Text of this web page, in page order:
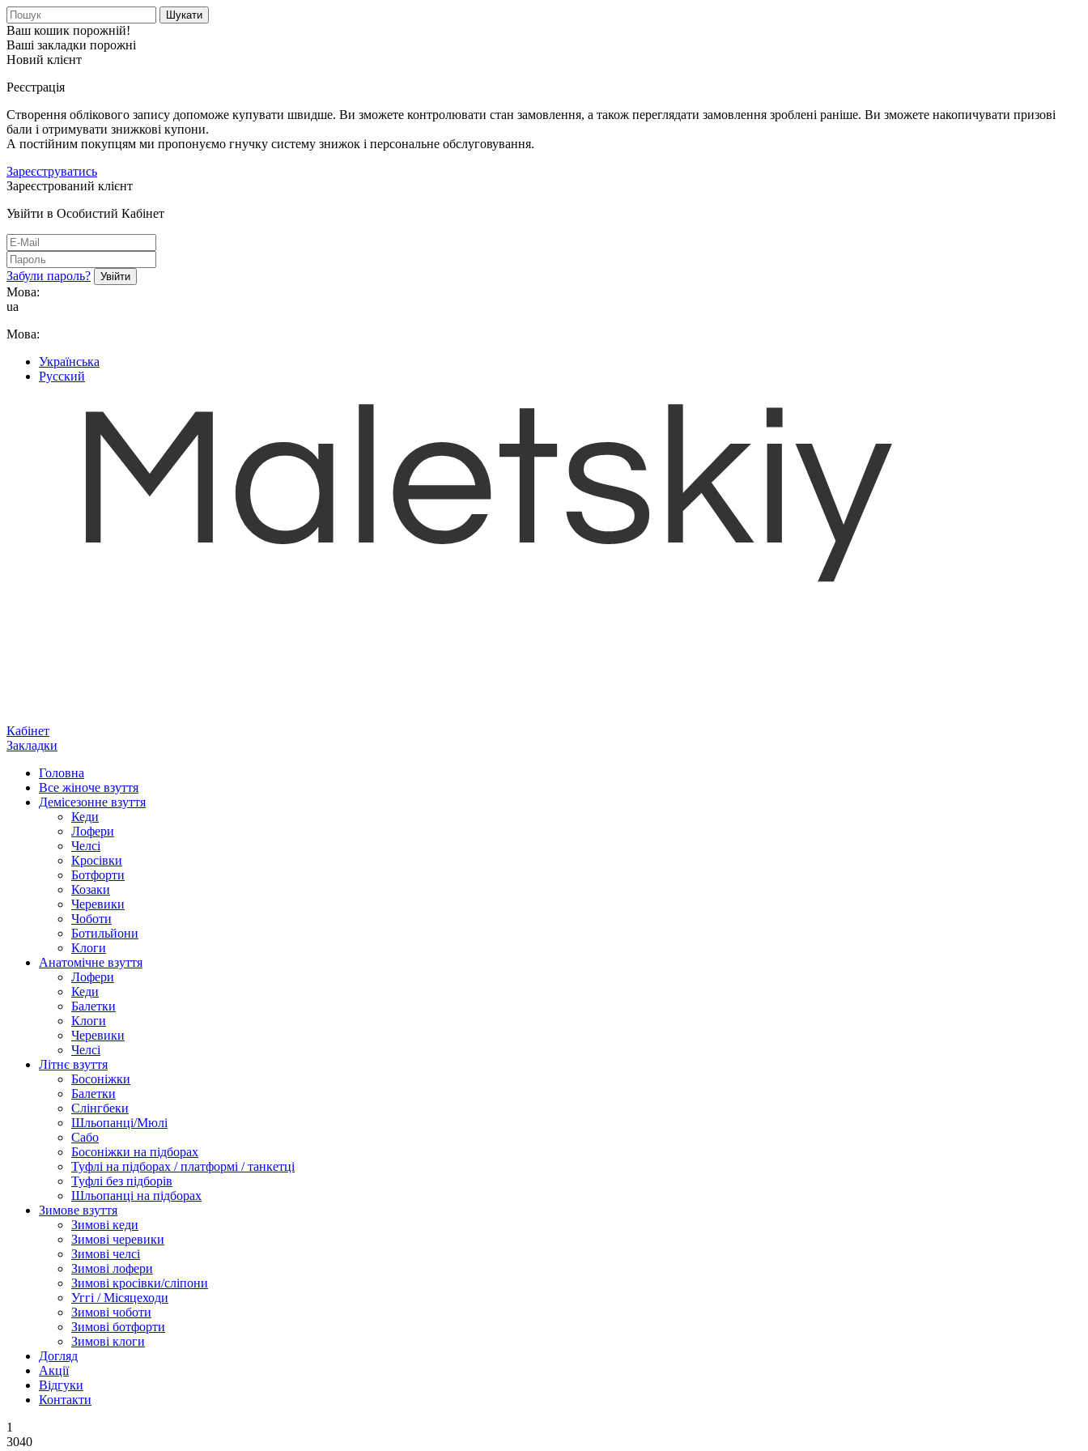
Шукати
Ваш кошик порожній!
Ваші закладки порожні
Новий клієнт
Реєстрація
Створення облікового запису допоможе купувати швидше. Ви зможете контролювати стан замовлення, а також переглядати замовлення зроблені раніше. Ви зможете накопичувати призові
бали і отримувати знижкові купони.
А постійним покупцям ми пропонуємо гнучку систему знижок і персональне обслуговування.
Зареєструватись
Зареєстрований клієнт
Увійти в Особистий Кабінет
Забули пароль?
Мова:
ua
Мова:
Українська
Русский
Кабінет
Закладки
Головна
Все жіноче взуття
Демісезонне взуття
Кеди
Лофери
Челсі
Кросівки
Ботфорти
Козаки
Черевики
Чоботи
Ботильйони
Клоги
Анатомічне взуття
Лофери
Кеди
Балетки
Клоги
Черевики
Челсі
Літнє взуття
Босоніжки
Балетки
Слінгбеки
Шльопанці/Мюлі
Сабо
Босоніжки на підборах
Туфлі на підборах / платформі / танкетці
Туфлі без підборів
Шльопанці на підборах
Зимове взуття
Зимові кеди
Зимові черевики
Зимові челсі
Зимові лофери
Зимові кросівки/сліпони
Уггі / Місяцеходи
Зимові чоботи
Зимові ботфорти
Зимові клоги
Догляд
Акції
Відгуки
Контакти
1
3040